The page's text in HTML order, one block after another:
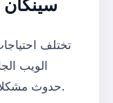
سينكان
تختلف
الويب
حدوث مشكلات في الأداء على المدى الطويل.